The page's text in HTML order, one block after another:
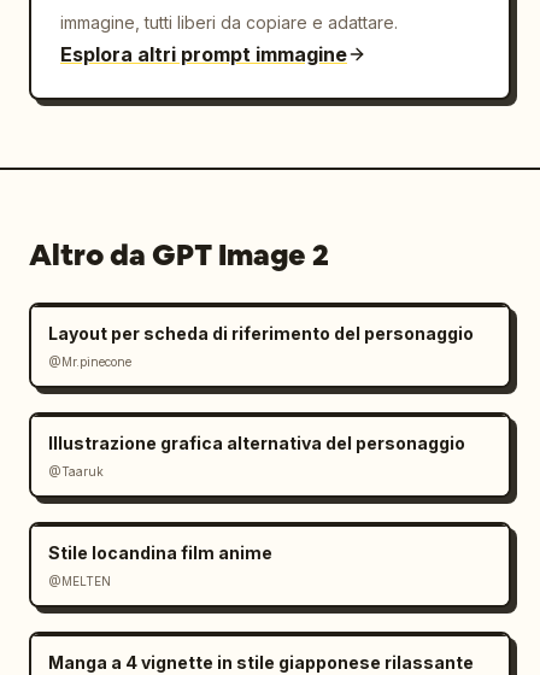
immagine, tutti liberi da copiare e adattare.
Esplora altri prompt immagine
Altro da GPT Image 2
Layout per scheda di riferimento del personaggio
@Mr.pinecone
Illustrazione grafica alternativa del personaggio
@Taaruk
Stile locandina film anime
@MELTEN
Manga a 4 vignette in stile giapponese rilassante